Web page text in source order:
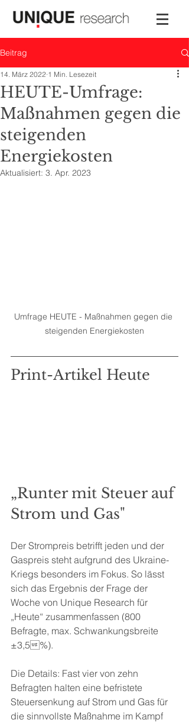
Beitrag
HEUTE-Umfrage:
Maßnahmen gegen die
steigenden
Energiekosten
14. März 2022 1 Min. Lesezeit
Aktualisiert: 3. Apr. 2023
Umfrage HEUTE - Maßnahmen gegen die
steigenden Energiekosten
Print-Artikel Heute
„Runter mit Steuer auf
Strom und Gas"
Der Strompreis betrifft jeden und der
Gaspreis steht aufgrund des Ukraine-
Kriegs besonders im Fokus. So lässt
sich das Ergebnis der Frage der
Woche von Unique Research für
„Heute“ zusammenfassen (800
Befragte, max. Schwankungsbreite
±3,5%).
Die Details: Fast vier von zehn
Befragten halten eine befristete
Steuersenkung auf Strom und Gas für
die sinnvollste Maßnahme im Kampf